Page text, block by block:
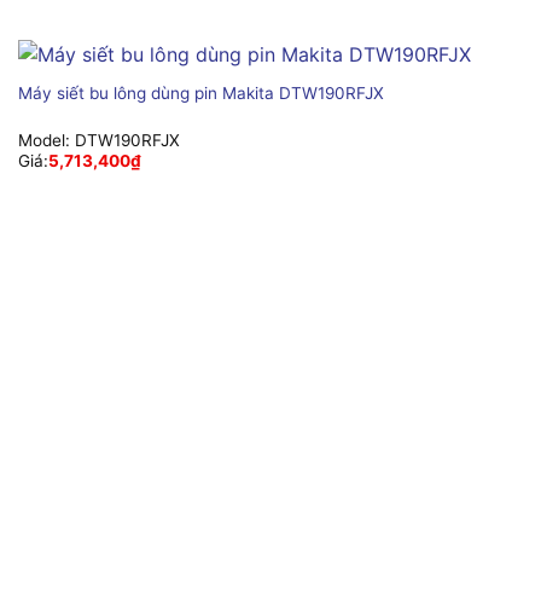
Máy siết bu lông dùng pin Makita DTW190RFJX
Model: DTW190RFJX
Giá:5,713,400₫